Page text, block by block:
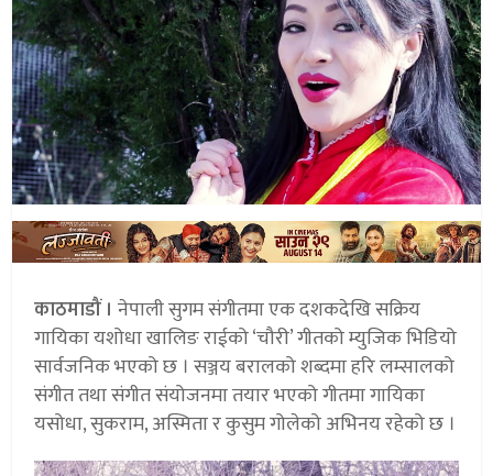
काठमाडौं । नेपाली सुगम संगीतमा एक दशकदेखि सक्रिय
गायिका यशोधा खालिङ राईको ‘चौरी’ गीतको म्युजिक भिडियो
सार्वजनिक भएको छ । सञ्जय बरालको शब्दमा हरि लम्सालको
संगीत तथा संगीत संयोजनमा तयार भएको गीतमा गायिका
यसोधा, सुकराम, अस्मिता र कुसुम गोलेको अभिनय रहेको छ ।